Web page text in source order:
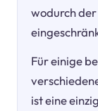
wodurch
Für einige
ist eine